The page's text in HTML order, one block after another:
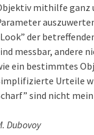
mithilfe ganz
der
messbar, andere
ein bestimmtes
Urteile
sind nicht mein
Dubovoy